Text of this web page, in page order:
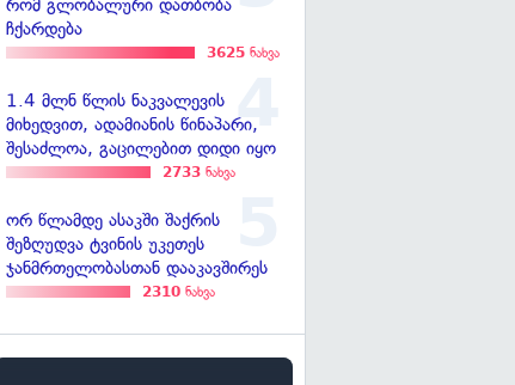
რომ გლობალური დათბობა
ჩქარდება
3625 ნახვა
1.4 მლნ წლის ნაკვალევის
მიხედვით, ადამიანის წინაპარი,
შესაძლოა, გაცილებით დიდი იყო
2733 ნახვა
ორ წლამდე ასაკში შაქრის
შეზღუდვა ტვინის უკეთეს
ჯანმრთელობასთან დააკავშირეს
2310 ნახვა